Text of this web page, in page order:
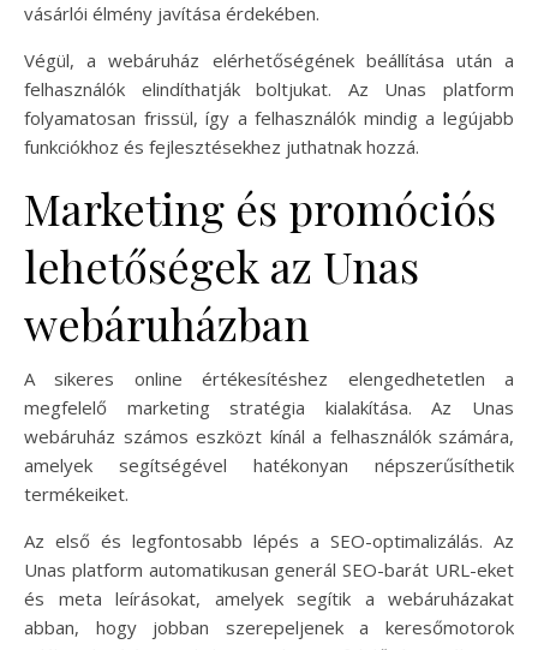
vásárlói élmény javítása érdekében.
Végül, a webáruház elérhetőségének beállítása után a
felhasználók elindíthatják boltjukat. Az Unas platform
folyamatosan frissül, így a felhasználók mindig a legújabb
funkciókhoz és fejlesztésekhez juthatnak hozzá.
Marketing és promóciós
lehetőségek az Unas
webáruházban
A sikeres online értékesítéshez elengedhetetlen a
megfelelő marketing stratégia kialakítása. Az Unas
webáruház számos eszközt kínál a felhasználók számára,
amelyek segítségével hatékonyan népszerűsíthetik
termékeiket.
Az első és legfontosabb lépés a SEO-optimalizálás. Az
Unas platform automatikusan generál SEO-barát URL-eket
és meta leírásokat, amelyek segítik a webáruházakat
abban, hogy jobban szerepeljenek a keresőmotorok